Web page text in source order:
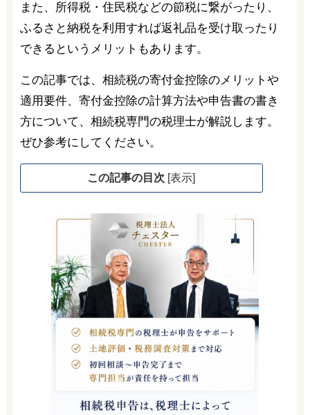
また、所得税・住民税などの節税に繋がったり、
ふるさと納税を利用すれば返礼品を受け取ったり
できるというメリットもあります。
この記事では、相続税の寄付金控除のメリットや
適用要件、寄付金控除の計算方法や申告書の書き
方について、相続税専門の税理士が解説します。
ぜひ参考にしてください。
この記事の目次 [表示]